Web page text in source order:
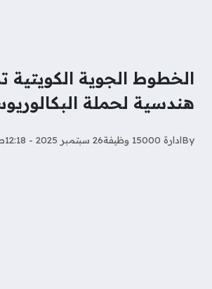
الخطوط الجوية الكويتية
هندسية لحملة
Byادارة 15000 وظيفة 26 سبتمبر 2025 - 12:18ص